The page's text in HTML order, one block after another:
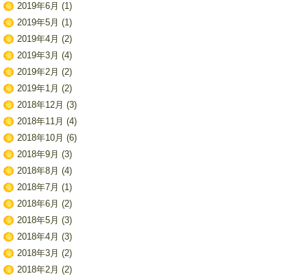
2019年6月 (1)
2019年5月 (1)
2019年4月 (2)
2019年3月 (4)
2019年2月 (2)
2019年1月 (2)
2018年12月 (3)
2018年11月 (4)
2018年10月 (6)
2018年9月 (3)
2018年8月 (4)
2018年7月 (1)
2018年6月 (2)
2018年5月 (3)
2018年4月 (3)
2018年3月 (2)
2018年2月 (2)